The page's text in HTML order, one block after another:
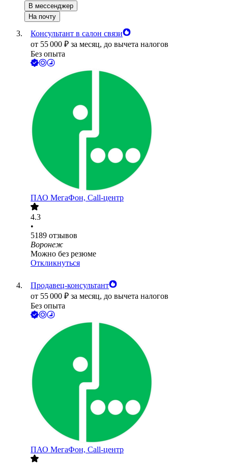
В мессенджер
На почту
Консультант в салон связи
от 55 000 ₽ за месяц, до вычета налогов
Без опыта
ПАО МегаФон, Call-центр
4.3
•
5189 отзывов
Воронеж
Можно без резюме
Откликнуться
Продавец-консультант
от 55 000 ₽ за месяц, до вычета налогов
Без опыта
ПАО МегаФон, Call-центр